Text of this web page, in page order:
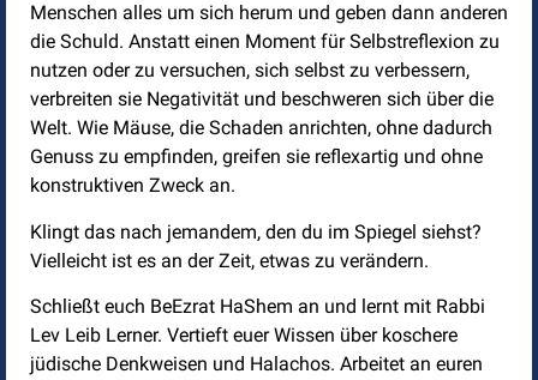
Menschen alles um sich herum und geben dann anderen
die Schuld. Anstatt einen Moment für Selbstreflexion zu
nutzen oder zu versuchen, sich selbst zu verbessern,
verbreiten sie Negativität und beschweren sich über die
Welt. Wie Mäuse, die Schaden anrichten, ohne dadurch
Genuss zu empfinden, greifen sie reflexartig und ohne
konstruktiven Zweck an.
Klingt das nach jemandem, den du im Spiegel siehst?
Vielleicht ist es an der Zeit, etwas zu verändern.
Schließt euch BeEzrat HaShem an und lernt mit Rabbi
Lev Leib Lerner. Vertieft euer Wissen über koschere
jüdische Denkweisen und Halachos. Arbeitet an euren